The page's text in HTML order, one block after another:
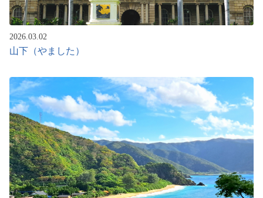
2026.03.02
山下（やました）